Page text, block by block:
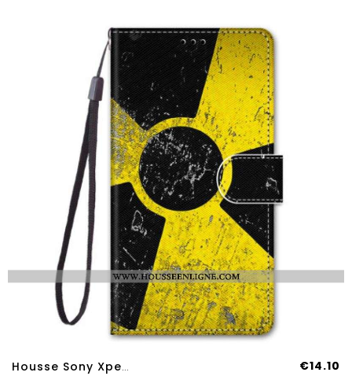
Housse Sony Xperia 10 IV Jaune Et Noire €14.10